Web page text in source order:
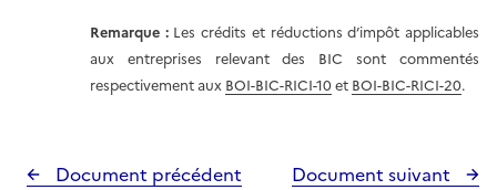
Remarque :Les crédits et réductions d’impôt applicables
aux entreprises relevant des BIC sont commentés
respectivement aux BOI-BIC-RICI-10et BOI-BIC-RICI-20.
Document précédent Document suivant